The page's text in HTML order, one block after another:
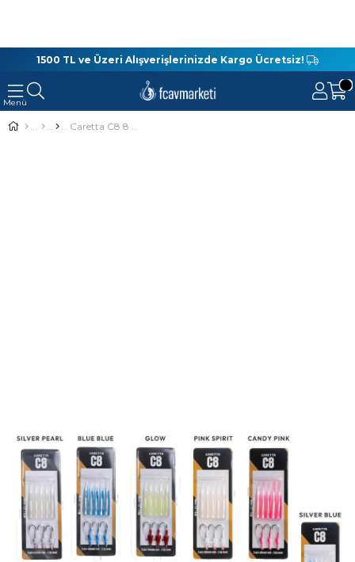
1500 TL ve Üzeri Alışverişlerinizde Kargo Ücretsiz!
Caretta C8 8 Cm 5.5 Gr Silikon Yem